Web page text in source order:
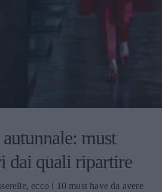
must
dai quali ripartire
ecco i 10 must have da avere